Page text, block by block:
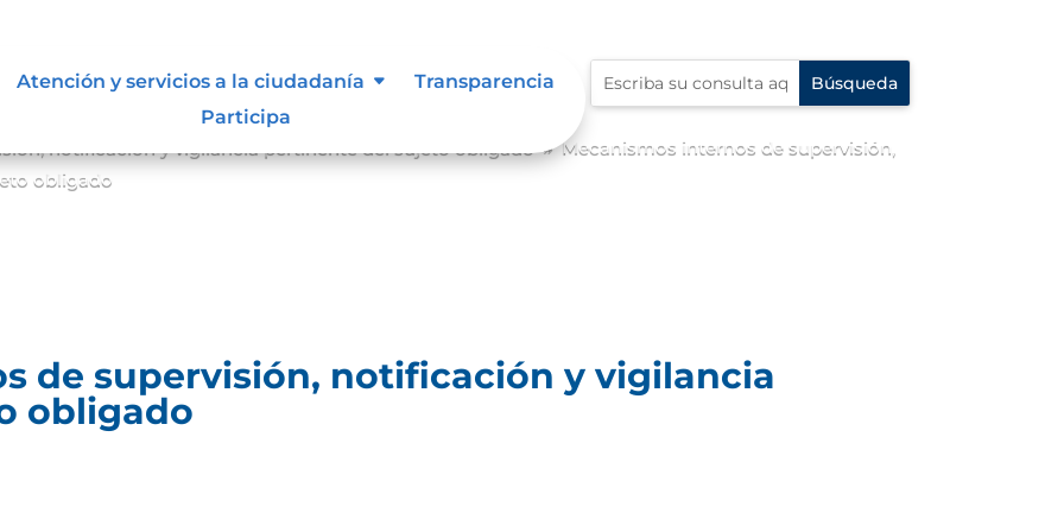
Atención y servicios a la ciudadanía
Transparencia
Participa
notificación y vigilancia pertinente del sujeto obligado 9 Mecanismos internos de supervisión,
obligado
de supervisión, notificación y vigilancia
obligado